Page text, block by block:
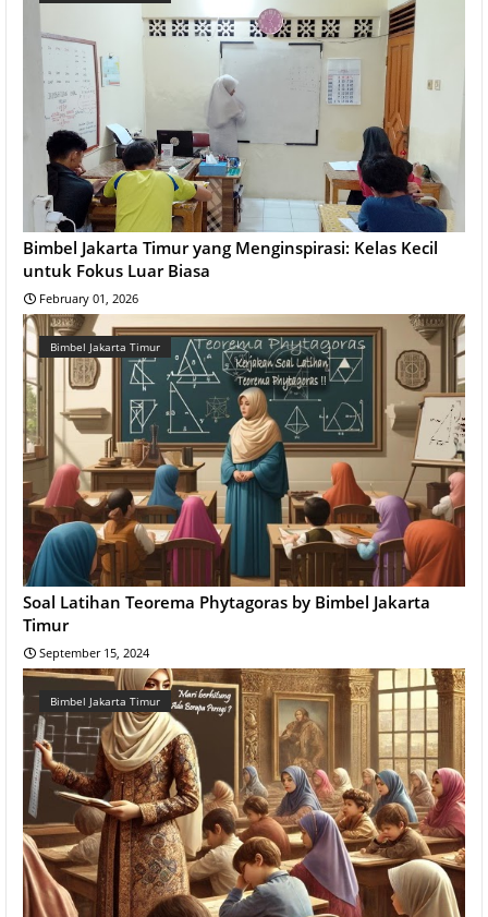
Bimbel Jakarta Timur yang Menginspirasi: Kelas Kecil
untuk Fokus Luar Biasa
February 01, 2026
Bimbel Jakarta Timur
Soal Latihan Teorema Phytagoras by Bimbel Jakarta
Timur
September 15, 2024
Bimbel Jakarta Timur